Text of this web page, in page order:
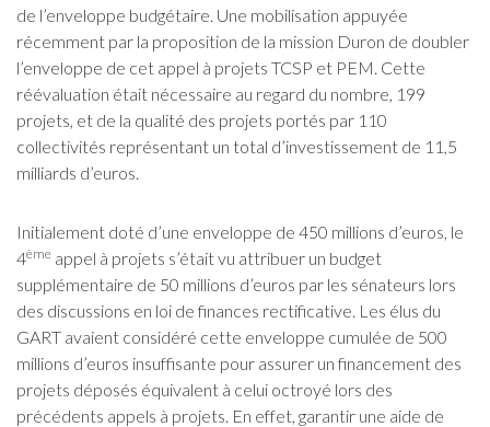
de l’enveloppe budgétaire. Une mobilisation appuyée
récemment par la proposition de la mission Duron de doubler
l’enveloppe de cet appel à projets TCSP et PEM. Cette
réévaluation était nécessaire au regard du nombre, 199
projets, et de la qualité des projets portés par 110
collectivités représentant un total d’investissement de 11,5
milliards d’euros.
Initialement doté d’une enveloppe de 450 millions d’euros, le
4ème appel à projets s’était vu attribuer un budget
supplémentaire de 50 millions d’euros par les sénateurs lors
des discussions en loi de finances rectificative. Les élus du
GART avaient considéré cette enveloppe cumulée de 500
millions d’euros insuffisante pour assurer un financement des
projets déposés équivalent à celui octroyé lors des
précédents appels à projets. En effet, garantir une aide de